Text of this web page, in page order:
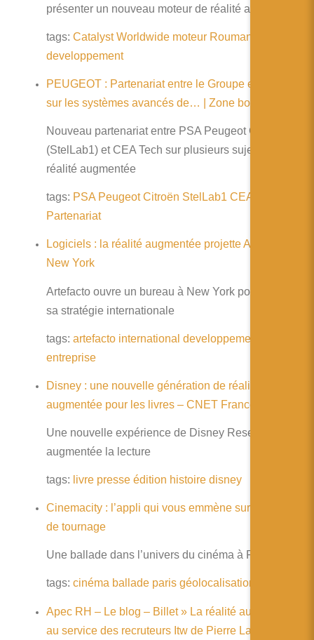
présenter un nouveau moteur de réalité augmentée
tags: Catalyst Worldwide moteur Roumanie
developpement
PEUGEOT : Partenariat entre le Groupe et le CEA
sur les systèmes avancés de… | Zone bourse
Nouveau partenariat entre PSA Peugeot Citroën
(StelLab1) et CEA Tech sur plusieurs sujets dont la
réalité augmentée
tags: PSA Peugeot Citroën StelLab1 CEA
Partenariat
Logiciels : la réalité augmentée projette Artefacto à
New York
Artefacto ouvre un bureau à New York pour assurer
sa stratégie internationale
tags: artefacto international developpement
entreprise
Disney : une nouvelle génération de réalité
augmentée pour les livres – CNET France
Une nouvelle expérience de Disney Research pour
augmentée la lecture
tags: livre presse édition histoire disney
Cinemacity : l’appli qui vous emmène sur les lieux
de tournage
Une ballade dans l’univers du cinéma à Paris
tags: cinéma ballade paris géolocalisation
Apec RH – Le blog – Billet » La réalité augmentée
au service des recruteurs Itw de Pierre Lafon